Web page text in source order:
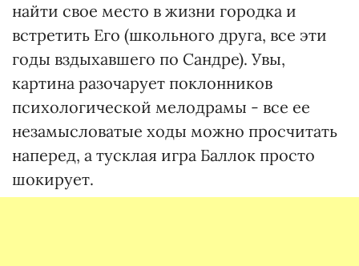
найти свое место в жизни городка и
встретить Его (школьного друга, все эти
годы вздыхавшего по Сандре). Увы,
картина разочарует поклонников
психологической мелодрамы - все ее
незамысловатые ходы можно просчитать
наперед, а тусклая игра Баллок просто
шокирует.